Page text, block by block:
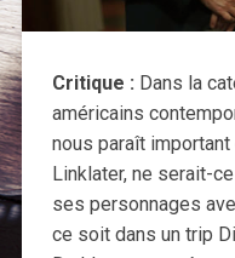
Critique : Dans la
américains
nous paraît
Linklater, ne serait-
ses personnages
ce soit dans un trip